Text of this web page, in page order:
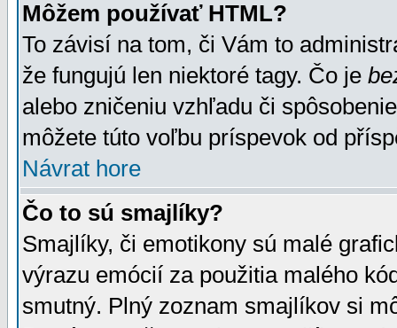
Môžem používať HTML?
To závisí na tom, či Vám to
že fungujú len niektoré tagy. Čo je
alebo zničeniu vzhľadu či
môžete túto voľbu príspevok od
Návrat hore
Čo to sú smajlíky?
Smajlíky, či emotikony sú malé
výrazu emócií za použitia malého
smutný. Plný zoznam smajlíkov si